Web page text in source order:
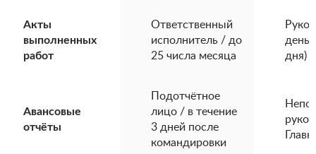
Акты
выполненных
работ
Ответственный
исполнитель / до
25 числа месяца
день)
дня)
Авансовые
отчёты
Подотчётное
лицо / в течение
3 дней после
командировки